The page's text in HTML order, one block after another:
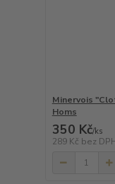
Minervois
Homs
350 Kč/ks
289 Kč bez